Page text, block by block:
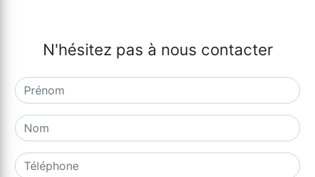
N'hésitez pas à nous contacter